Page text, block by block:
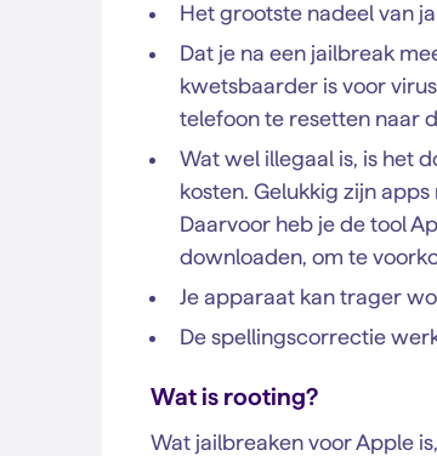
Het grootste nadeel van
Dat je na een jailbreak
kwetsbaarder is voor
telefoon te resetten naar
Wat wel illegaal is, is het
kosten. Gelukkig zijn
Daarvoor heb je de tool
downloaden, om te
Je apparaat kan trager
De spellingscorrectie
Wat is rooting?
Wat jailbreaken voor Apple